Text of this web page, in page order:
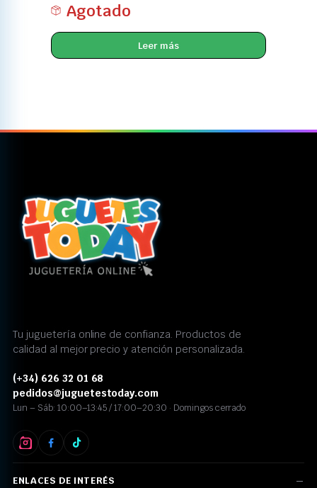
Agotado
Leer más
Tu juguetería online de confianza. Productos de
calidad al mejor precio y atención personalizada.
(+34) 626 32 01 68
pedidos@juguetestoday.com
Lun – Sáb: 10:00–13:45 / 17:00–20:30 · Domingos cerrado
ENLACES DE INTERÉS